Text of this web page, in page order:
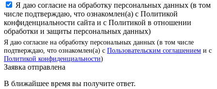
Я даю согласие на обработку персональных данных (в том
числе подтверждаю, что ознакомлен(а) с Политикой
конфиденциальности сайта и с Политикой в отношении
обработки и защиты персональных данных)
Я даю согласие на обработку персональных данных (в том числе
подтверждаю, что ознакомлен(а) с Пользовательским соглашением и с
Политикой конфиденциальности)
Заявка отправлена
В ближайшее время вы получите ответ.